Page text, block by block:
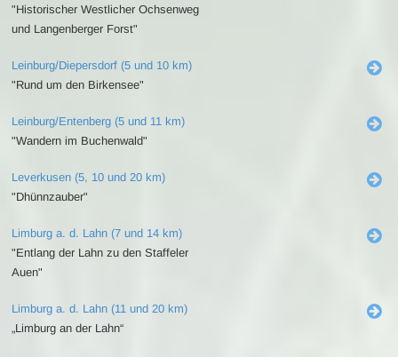
"Historischer Westlicher Ochsenweg
und Langenberger Forst"
Leinburg/Diepersdorf (5 und 10 km)
"Rund um den Birkensee"
Leinburg/Entenberg (5 und 11 km)
"Wandern im Buchenwald"
Leverkusen (5, 10 und 20 km)
"Dhünnzauber"
Limburg a. d. Lahn (7 und 14 km)
"Entlang der Lahn zu den Staffeler
Auen"
Limburg a. d. Lahn (11 und 20 km)
„Limburg an der Lahn“